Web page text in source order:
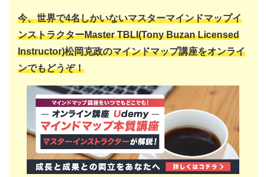
今、世界で4名しかいないマスターマインドマップイ
ンストラクターMaster TBLI(Tony Buzan Licensed
Instructor)松岡克政のマインドマップ講座をオンライ
ンでもどうぞ！